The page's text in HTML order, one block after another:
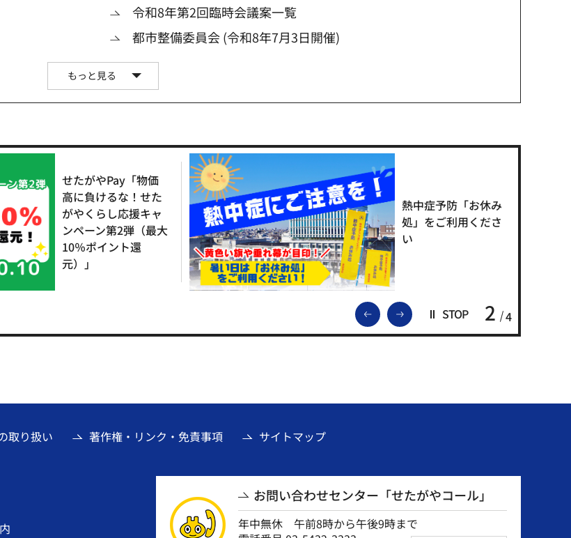
令和8年第2回臨時会議案一覧
都市整備委員会 (令和8年7月3日開催)
もっと見る
前のスライドを表示
次のスライドを表示
STOP 2 4
せたがやPay「物価
高に負けるな！せた
がやくらし応援キャ
ンペーン第2弾（最大
10％ポイント還
元）」
熱中症予防「お休み
処」をご利用くださ
い
取り扱い 著作権・リンク・免責事項 サイトマップ
お問い合わせセンター「せたがやコール」
年中無休 午前8時から午後9時まで